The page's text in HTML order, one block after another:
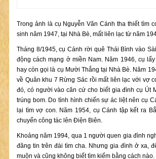
Trong ảnh là cụ Nguyễn Văn Cánh tha thiết tìm
sinh năm 1947, tại Nhà Bè, mất liên lạc từ năm
Tháng 8/1945, cụ Cánh rời quê Thái Bình vào
động cách mạng ở miền Nam. Năm 1946, cụ
hay còn gọi là cụ Mười Thắng tại Nhà Bè. Năm
về Quân khu 7 Rừng Sác rồi mất liên lạc với vợ
đó, có người vào căn cứ cho biết gia đình cụ Út
trúng bom. Do tình hình chiến sự ác liệt nên cụ
lại tìm vợ con. Năm 1954, cụ Cánh tập kết ra
chuyển công tác lên Điện Biên.
Khoảng năm 1994, qua 1 người quen gia đình
đăng tin trên đài tìm cha. Nhưng gia đình ở xa,
muộn và cũng không biết tìm kiếm bằng cách nào.